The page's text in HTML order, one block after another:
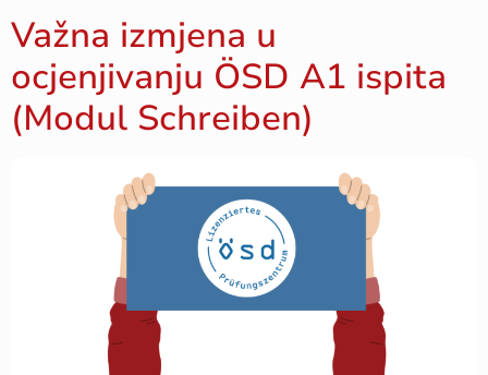
Važna izmjena u
ocjenjivanju ÖSD A1 ispita
(Modul Schreiben)